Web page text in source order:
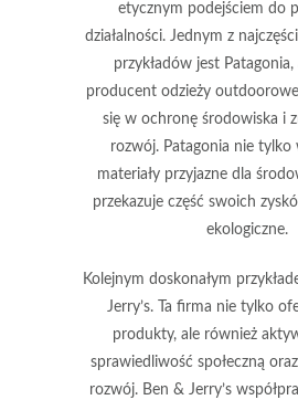
etycznym podejściem do
działalności. Jednym z
przykładów jest Patagonia,
producent odzieży
się w ochronę środowiska i
rozwój. Patagonia nie tylko
materiały przyjazne dla
przekazuje część swoich
ekologiczne.
Kolejnym doskonałym
Jerry’s. Ta firma nie tylko
produkty, ale również
sprawiedliwość społeczną
rozwój. Ben & Jerry’s